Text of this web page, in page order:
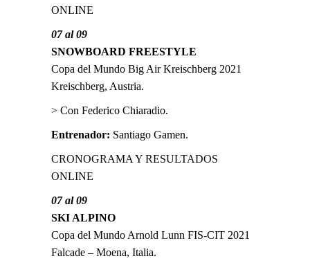
ONLINE
07 al 09
SNOWBOARD FREESTYLE
Copa del Mundo Big Air Kreischberg 2021
Kreischberg, Austria.
> Con Federico Chiaradio.
Entrenador: Santiago Gamen.
CRONOGRAMA Y RESULTADOS
ONLINE
07 al 09
SKI ALPINO
Copa del Mundo Arnold Lunn FIS-CIT 2021
Falcade – Moena, Italia.